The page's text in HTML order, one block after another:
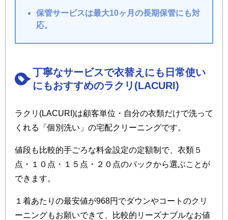
保管サービスは最大10ヶ月の長期保管にも対
応。
丁寧なサービスで衣替えにも日常使い
にもおすすめのラクリ(LACURI)
ラクリ(LACURI)は顧客単位・自分の衣類だけで洗って
くれる「個別洗い」の宅配クリーニングです。
値段も比較的手ごろな料金設定の定額制で、衣類５
点・１０点・１５点・２０点のパックから選ぶことが
できます。
１着あたりの最安値が968円でダウンやコートのクリ
ーニングもお願いできて、比較的リーズナブルなお値